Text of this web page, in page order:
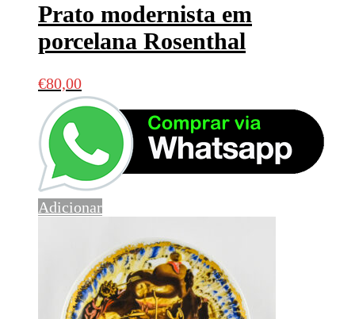
Prato modernista em
porcelana Rosenthal
€80,00
Adicionar